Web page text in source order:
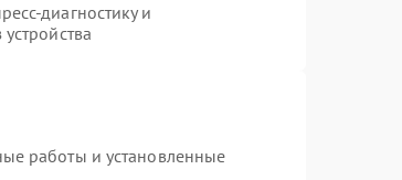
диагностику и
работы и установленные